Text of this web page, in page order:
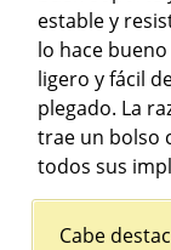
estable y
lo hace
ligero y fácil
plegado. La
trae un bolso
todos sus
Cabe